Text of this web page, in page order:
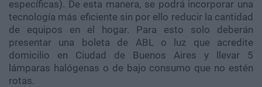
específicas). De esta manera, se podrá incorporar una
tecnología más eficiente sin por ello reducir la cantidad
de equipos en el hogar. Para esto solo deberán
presentar una boleta de ABL o luz que acredite
domicilio en Ciudad de Buenos Aires y llevar 5
lámparas halógenas o de bajo consumo que no estén
rotas.